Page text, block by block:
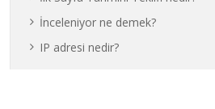
İnceleniyor ne demek?
IP adresi nedir?